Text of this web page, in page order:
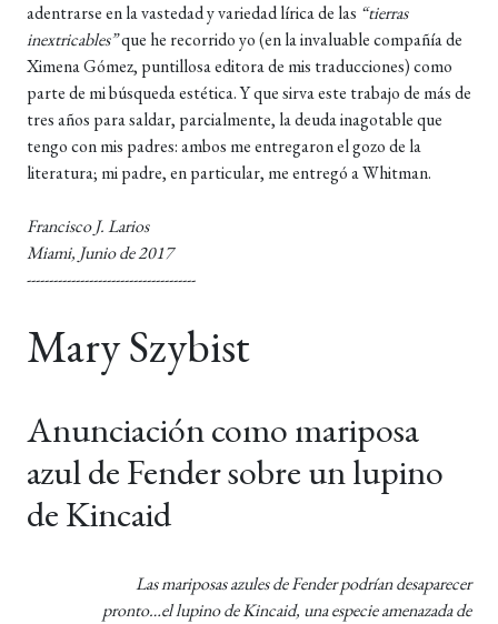
adentrarse en la vastedad y variedad lírica de las “tierras
inextricables”que he recorrido yo (en la invaluable compañía de
Ximena Gómez, puntillosa editora de mis traducciones) como
parte de mi búsqueda estética. Y que sirva este trabajo de más de
tres años para saldar, parcialmente, la deuda inagotable que
tengo con mis padres: ambos me entregaron el gozo de la
literatura; mi padre, en particular, me entregó a Whitman.
Francisco J. Larios
Miami, Junio de 2017
--------------------------------------
Mary Szybist
Anunciación como mariposa
azul de Fender sobre un lupino
de Kincaid
Las mariposas azules de Fender podrían desaparecer
pronto…el lupino de Kincaid, una especie amenazada de